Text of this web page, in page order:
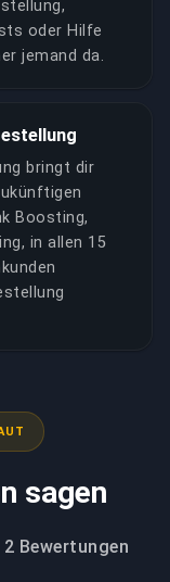
oder Hilfe
jemand da.
bringt dir
Boosting,
in allen 15
sagen
2 Bewertungen